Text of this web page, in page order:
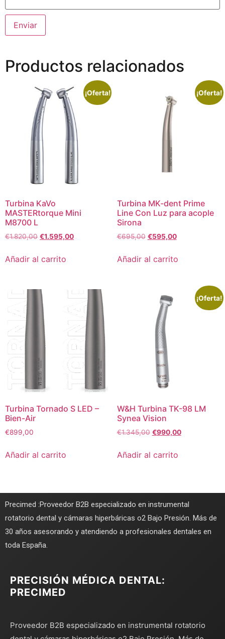
Productos relacionados
¡Oferta!
Turbina KaVo
MASTERtorque Mini
M8700 L
€1.820,00 €1.595,00
Añadir al carrito
¡Oferta!
Turbina MK-dent Prime
Line Con Luz para acople
Sirona
€695,00 €595,00
Añadir al carrito
Turbina Tornado S LED –
Bien-Air
€899,00
Añadir al carrito
¡Oferta!
W&H Turbina TK-98 LM
Synea Vision
€1.345,00 €990,00
Añadir al carrito
Precimed :Proveedor B2B especializado en instrumental
rotatorio dental y cámaras hiperbáricas o2 Bajo Presión. Más de
30 años asesorando y atendiendo a profesionales dentales en
toda España.
PRECISIÓN MÉDICA DENTAL:
PRECIMED
Proveedor B2B especializado en instrumental rotatorio